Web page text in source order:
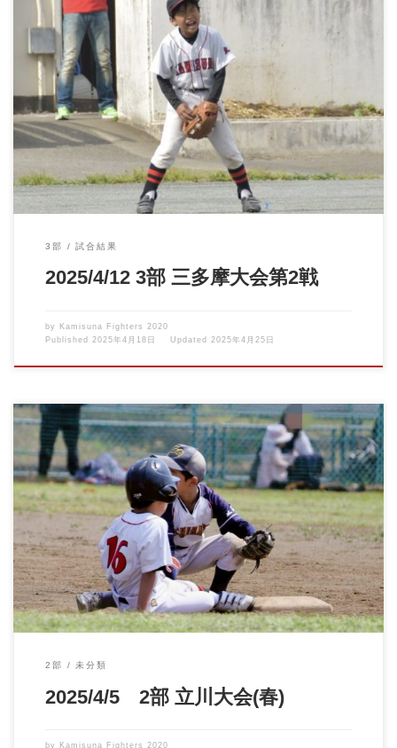
三多摩少年野球春季大会3部の第2戦が行われました。 晴天で気温
も適温、風も穏やか […]
3部 試合結果
2025/4/12 3部 三多摩大会第2戦
by Kamisuna Fighters 2020
Published 2025年4月18日 Updated 2025年4月25日
2部 未分類
2025/4/5 2部 立川大会(春)
by Kamisuna Fighters 2020